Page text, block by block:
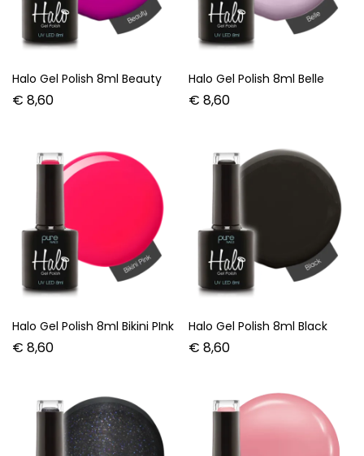
Halo Gel Polish 8ml Beauty
€ 8,60
Halo Gel Polish 8ml Belle
€ 8,60
Halo Gel Polish 8ml Bikini PInk
€ 8,60
Halo Gel Polish 8ml Black
€ 8,60